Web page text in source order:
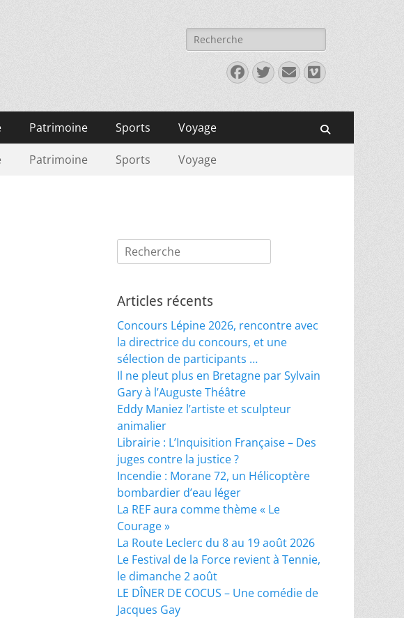
Rechercher :
Facebook
Twitter
E-
mail
Vimeo
Patrimoine Sports Voyage
Patrimoine Sports Voyage
Rechercher :
Articles récents
Concours Lépine 2026, rencontre avec
la directrice du concours, et une
sélection de participants …
Il ne pleut plus en Bretagne par Sylvain
Gary à l’Auguste Théâtre
Eddy Maniez l’artiste et sculpteur
animalier
Librairie : L’Inquisition Française – Des
juges contre la justice ?
Incendie : Morane 72, un Hélicoptère
bombardier d’eau léger
La REF aura comme thème « Le
Courage »
La Route Leclerc du 8 au 19 août 2026
Le Festival de la Force revient à Tennie,
le dimanche 2 août
LE DÎNER DE COCUS – Une comédie de
Jacques Gay